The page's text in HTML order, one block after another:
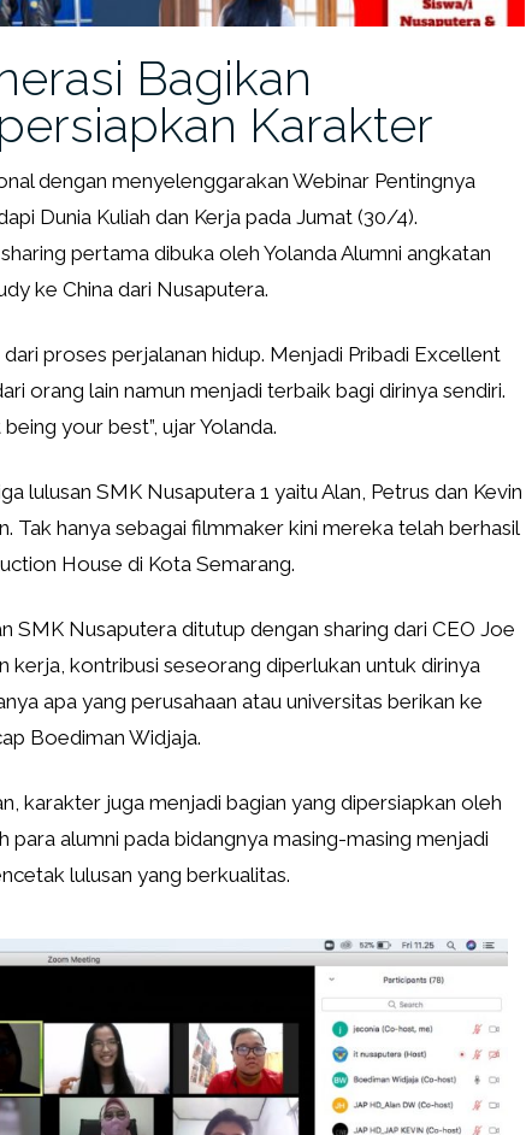
Bagikan
Karakter
dengan menyelenggarakan Webinar Pentingnya
Dunia Kuliah dan Kerja pada Jumat (30/4).
pertama dibuka oleh Yolanda Alumni angkatan
ke China dari Nusaputera.
proses perjalanan hidup. Menjadi Pribadi Excellent
orang lain namun menjadi terbaik bagi dirinya sendiri.
your best”, ujar Yolanda.
lulusan SMK Nusaputera 1 yaitu Alan, Petrus dan Kevin
Tak hanya sebagai filmmaker kini mereka telah berhasil
House di Kota Semarang.
SMK Nusaputera ditutup dengan sharing dari CEO Joe
kerja, kontribusi seseorang diperlukan untuk dirinya
apa yang perusahaan atau universitas berikan ke
Boediman Widjaja.
karakter juga menjadi bagian yang dipersiapkan oleh
para alumni pada bidangnya masing-masing menjadi
lulusan yang berkualitas.